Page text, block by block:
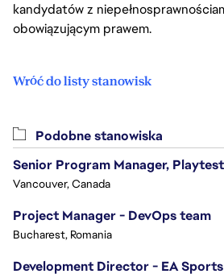
kandydatów z
obowiązującym prawem.
Wróć do listy stanowisk
Podobne stanowiska
Senior Program Manager,
Vancouver, Canada
Project Manager - DevOps team
Bucharest, Romania
Development Director - EA